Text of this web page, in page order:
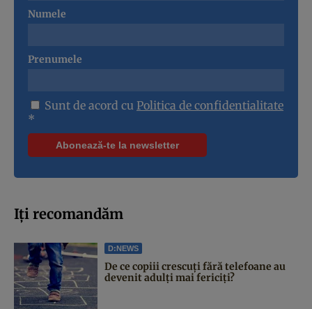
Numele
Prenumele
Sunt de acord cu Politica de confidentialitate
*
Iți recomandăm
D:NEWS
De ce copiii crescuți fără telefoane au
devenit adulți mai fericiți?